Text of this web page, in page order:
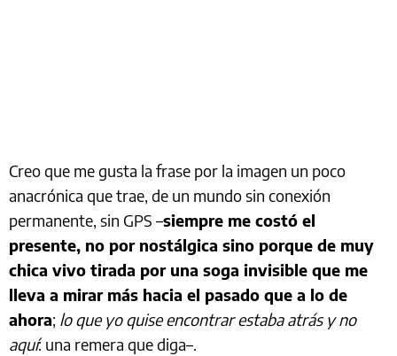
Creo que me gusta la frase por la imagen un poco
anacrónica que trae, de un mundo sin conexión
permanente, sin GPS –siempre me costó el
presente, no por nostálgica sino porque de muy
chica vivo tirada por una soga invisible que me
lleva a mirar más hacia el pasado que a lo de
ahora; lo que yo quise encontrar estaba atrás y no
aquí: una remera que diga–.